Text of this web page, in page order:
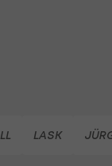
LASK